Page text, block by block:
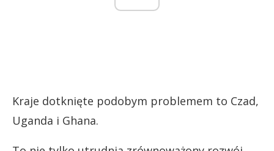
Kraje dotknięte podobym problemem to Czad,
Uganda i Ghana.